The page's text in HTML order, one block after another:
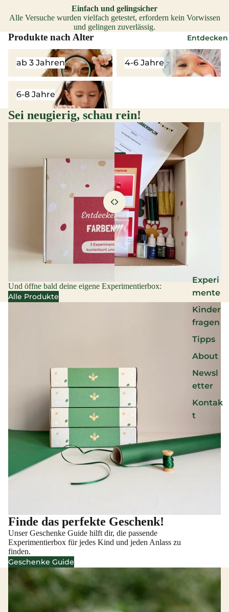
Entdecken
Experi
mente
Kinder
fragen
Tipps
About
Newsl
etter
Kontak
t
Einfach und gelingsicher
Alle Versuche wurden vielfach getestet, erfordern kein Vorwissen
und gelingen zuverlässig.
Produkte nach Alter
ab 3 Jahren 4-6 Jahre
6-8 Jahre
Sei neugierig, schau rein!
Und öffne bald deine eigene Experimentierbox:
Alle Produkte
Finde das perfekte Geschenk!
Unser Geschenke Guide hilft dir, die passende
Experimentierbox für jedes Kind und jeden Anlass zu
finden.
Geschenke Guide